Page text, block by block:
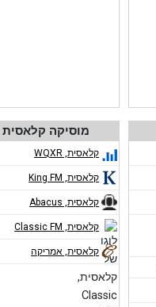
מוסיקה קלאסית
קלאסית, WQXR
קלאסית, King FM
קלאסית, Abacus
קלאסית, Classic FM
קלאסית, אמריקה